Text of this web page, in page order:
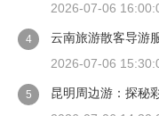
2026-07-06
4
云南旅游散客导游
2026-07-06
5
昆明周边游：探秘